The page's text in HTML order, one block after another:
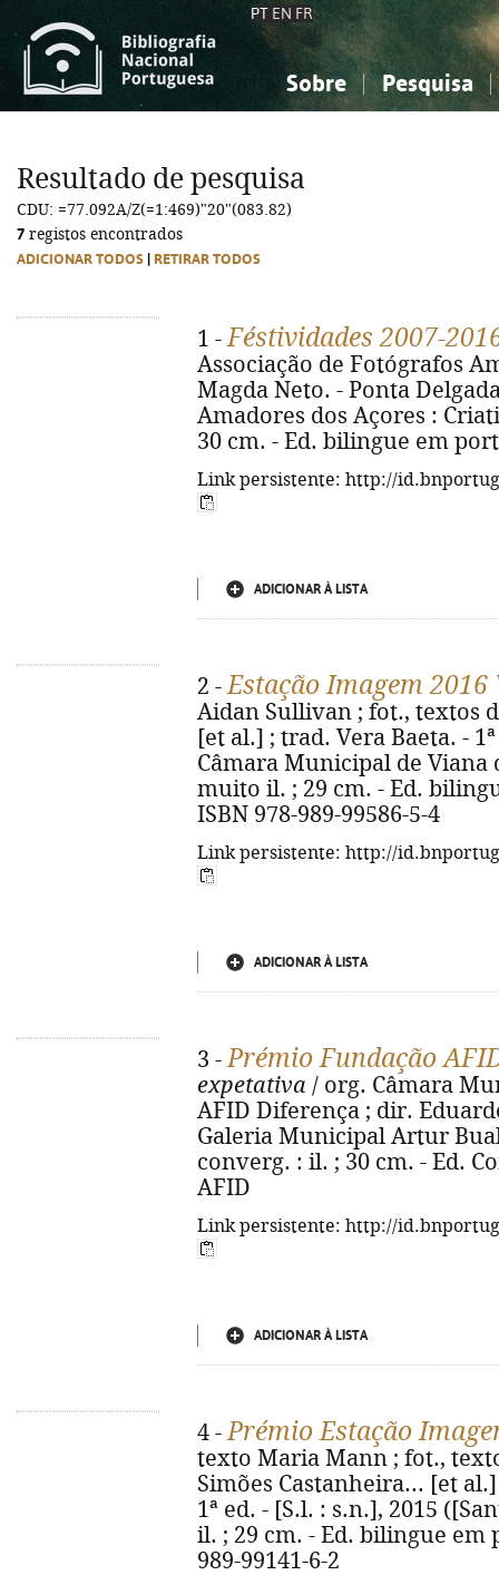
PT EN FR
Sobre Pesquisa
Ciências sociais...
Ciências sociais...
Resultado de pesquisa
CDU: =77.092A/Z(=1:469)"20"(083.82)
7 registos encontrados
ADICIONAR TODOS RETIRAR TODOS
1 -Féstividades 2007-
Associação de Fotógrafos
Magda Neto. - Ponta
Amadores dos Açores :
30 cm. - Ed. bilingue em
Link persistente: http://
ADICIONAR À LISTA
2 -Estação Imagem 2016
Aidan Sullivan ; fot., textos
[et al.] ; trad. Vera Baeta. -
Câmara Municipal de Viana
muito il. ; 29 cm. - Ed.
ISBN 978-989-99586-5-4
Link persistente: http://
ADICIONAR À LISTA
3 -Prémio Fundação
expetativa / org. Câmara
AFID Diferença ; dir.
Galeria Municipal Artur
converg. : il. ; 30 cm. - Ed.
AFID
Link persistente: http://
ADICIONAR À LISTA
4 -Prémio Estação
texto Maria Mann ; fot.,
Simões Castanheira... [et
1ª ed. - [S.l. : s.n.], 2015
il. ; 29 cm. - Ed. bilingue em
989-99141-6-2